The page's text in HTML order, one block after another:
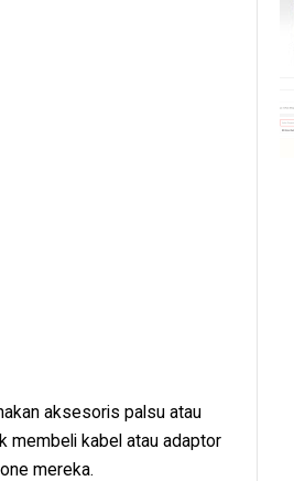
aksesoris palsu atau
membeli kabel atau adaptor
mereka.